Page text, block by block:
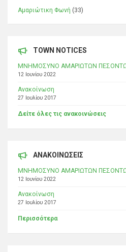
Αμαριώτικη Φωνή (33)
TOWN NOTICES
ΜΝΗΜΟΣΥΝΟ ΑΜΑΡΙΩΤΩΝ
12 Ιουνίου 2022
Ανακοίνωση
27 Ιουλίου 2017
Δείτε όλες τις ανακοινώσεις
ΑΝΑΚΟΙΝΩΣΕΙΣ
ΜΝΗΜΟΣΥΝΟ ΑΜΑΡΙΩΤΩΝ
12 Ιουνίου 2022
Ανακοίνωση
27 Ιουλίου 2017
Περισσότερα